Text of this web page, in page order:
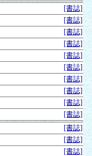
[書誌]
[書誌]
[書誌]
[書誌]
[書誌]
[書誌]
[書誌]
[書誌]
[書誌]
[書誌]
[書誌]
[書誌]
[書誌]